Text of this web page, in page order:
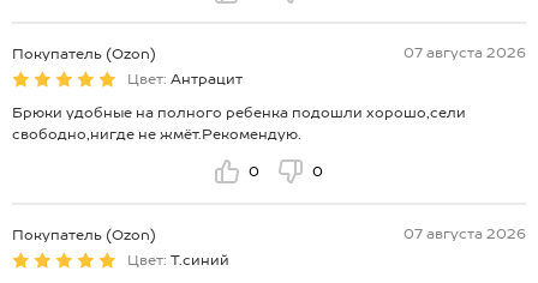
Покупатель (Ozon)
07 августа 2026
Цвет: Антрацит
Брюки удобные на полного ребенка подошли хорошо,сели
свободно,нигде не жмёт.Рекомендую.
0 0
Покупатель (Ozon)
07 августа 2026
Цвет: Т.синий